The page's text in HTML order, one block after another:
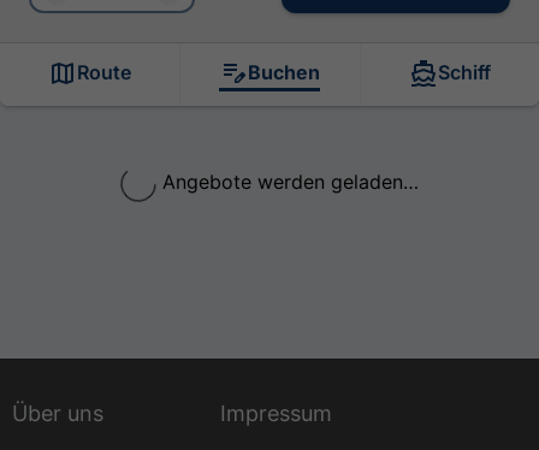
Route Buchen Schiff
Angebote werden geladen…
Über uns
Impressum